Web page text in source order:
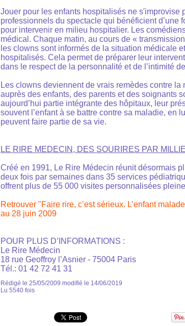
Jouer pour les enfants hospitalisés ne s'improvise
professionnels du spectacle qui bénéficient d’une
pour intervenir en milieu hospitalier. Les
médical. Chaque matin, au cours de «
les clowns sont informés de la situation médicale
hospitalisés. Cela permet de préparer leur
dans le respect de la personnalité et de l’intimité
Les clowns deviennent de vrais remèdes contre
auprès des enfants, des parents et des soignants
aujourd’hui partie intégrante des hôpitaux, leur
souvent l’enfant à se battre contre sa maladie, en
peuvent faire partie de sa vie.
LE RIRE MEDECIN, DES SOURIRES PAR
Créé en 1991, Le Rire Médecin réunit désormais
deux fois par semaines dans 35 services
offrent plus de 55 000 visites personnalisées
Retrouver "Faire rire, c’est sérieux. L’enfant
au 28 juin 2009
POUR PLUS D’INFORMATIONS :
Le Rire Médecin
18 rue Geoffroy l’Asnier - 75004 Paris
Tél.: 01 42 72 41 31
Rédigé le 25/05/2009 modifié le 14/06/2019
Lu 5540 fois